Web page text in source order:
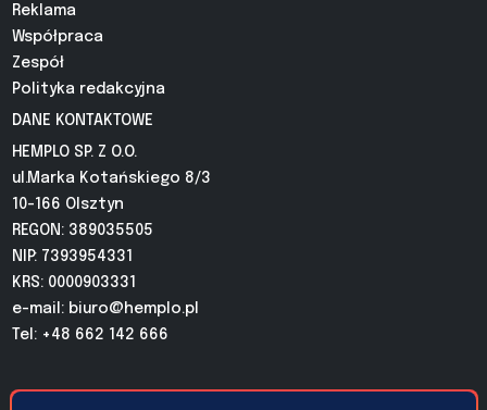
Reklama
Współpraca
Zespół
Polityka redakcyjna
DANE KONTAKTOWE
HEMPLO SP. Z O.O.
ul.Marka Kotańskiego 8/3
10-166 Olsztyn
REGON: 389035505
NIP: 7393954331
KRS: 0000903331
e-mail: biuro@hemplo.pl
Tel: +48 662 142 666